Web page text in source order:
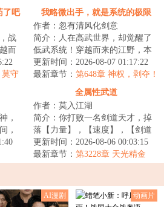
圣告别，此世陷入倒计时！
了吧
战
而
烂
莫守
着
我略微出手，就是系统的极限
作者：忽有清风化剑意
简介：人在高武世界，却觉醒了
低武系统！穿越而来的江野，本
已经对金手指彻底失望。没想
到......只要获得...
更新时间：2026-08-07 01:17:22
最新章节： 第648章 神权，剥夺！
（二合一求月票）
，
，
山
全属性武道
作者：莫入江湖
简介：你打败一名剑道天才，掉
落【力量】，【速度】，【剑道
天赋】……你捡了起来，力量和
速度有所提升，...
更新时间：2026-08-06 00:03:15
最新章节： 第3228章 天光精金
AI漫剧 动画片